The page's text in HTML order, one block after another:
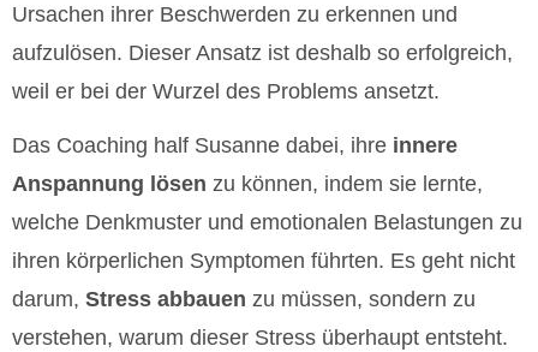
Ursachen ihrer Beschwerden zu erkennen und
aufzulösen. Dieser Ansatz ist deshalb so erfolgreich,
weil er bei der Wurzel des Problems ansetzt.
Das Coaching half Susanne dabei, ihre innere
Anspannung lösen zu können, indem sie lernte,
welche Denkmuster und emotionalen Belastungen zu
ihren körperlichen Symptomen führten. Es geht nicht
darum, Stress abbauen zu müssen, sondern zu
verstehen, warum dieser Stress überhaupt entsteht.